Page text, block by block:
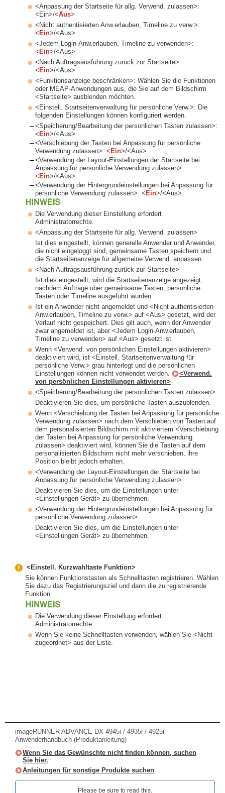
<Anpassung der Startseite für allg. Verwend. zulassen>:
<Ein>/<Aus>
<Nicht authentisierten Anw.erlauben, Timeline zu verw.>:
<Ein>/<Aus>
<Jedem Login-Anw.erlauben, Timeline zu verwenden>:
<Ein>/<Aus>
<Nach Auftragsausführung zurück zur Startseite>:
<Ein>/<Aus>
<Funktionsanzeige beschränken>: Wählen Sie die Funktionen
oder MEAP-Anwendungen aus, die Sie auf dem Bildschirm
<Startseite> ausblenden möchten.
<Einstell. Startseitenverwaltung für persönliche Verw.>: Die
folgenden Einstellungen können konfiguriert werden.
<Speicherung/Bearbeitung der persönlichen Tasten zulassen>:
<Ein>/<Aus>
<Verschiebung der Tasten bei Anpassung für persönliche
Verwendung zulassen>: <Ein>/<Aus>
<Verwendung der Layout-Einstellungen der Startseite bei
Anpassung für persönliche Verwendung zulassen>:
<Ein>/<Aus>
<Verwendung der Hintergrundeinstellungen bei Anpassung für
persönliche Verwendung zulassen>: <Ein>/<Aus>
Die Verwendung dieser Einstellung erfordert
Administratorrechte.
<Anpassung der Startseite für allg. Verwend. zulassen>
Ist dies eingestellt, können generelle Anwender und Anwender,
die nicht eingeloggt sind, gemeinsame Tasten speichern und
die Startseitenanzeige für allgemeine Verwend. anpassen.
<Nach Auftragsausführung zurück zur Startseite>
Ist dies eingestellt, wird die Startseitenanzeige angezeigt,
nachdem Aufträge über gemeinsame Tasten, persönliche
Tasten oder Timeline ausgeführt wurden.
Ist ein Anwender nicht angemeldet und <Nicht authentisierten
Anw.erlauben, Timeline zu verw.> auf <Aus> gesetzt, wird der
Verlauf nicht gespeichert. Dies gilt auch, wenn der Anwender
zwar angemeldet ist, aber <Jedem Login-Anw.erlauben,
Timeline zu verwenden> auf <Aus> gesetzt ist.
Wenn <Verwend. von persönlichen Einstellungen aktivieren>
deaktiviert wird, ist <Einstell. Startseitenverwaltung für
persönliche Verw.> grau hinterlegt und die persönlichen
Einstellungen können nicht verwendet werden.
<Verwend.
von persönlichen Einstellungen aktivieren>
<Speicherung/Bearbeitung der persönlichen Tasten zulassen>
Deaktivieren Sie dies, um persönliche Tasten auszublenden.
Wenn <Verschiebung der Tasten bei Anpassung für persönliche
Verwendung zulassen> nach dem Verschieben von Tasten auf
dem personalisierten Bildschirm mit aktiviertem <Verschiebung
der Tasten bei Anpassung für persönliche Verwendung
zulassen> deaktiviert wird, können Sie die Tasten auf dem
personalisierten Bildschirm nicht mehr verschieben, ihre
Position bleibt jedoch erhalten.
<Verwendung der Layout-Einstellungen der Startseite bei
Anpassung für persönliche Verwendung zulassen>
Deaktivieren Sie dies, um die Einstellungen unter
<Einstellungen Gerät> zu übernehmen.
<Verwendung der Hintergrundeinstellungen bei Anpassung für
persönliche Verwendung zulassen>
Deaktivieren Sie dies, um die Einstellungen unter
<Einstellungen Gerät> zu übernehmen.
<Einstell. Kurzwahltaste Funktion>
Sie können Funktionstasten als Schnelltasten registrieren. Wählen
Sie dazu das Registrierungsziel und dann die zu registrierende
Funktion.
Die Verwendung dieser Einstellung erfordert
Administratorrechte.
Wenn Sie keine Schnelltasten verwenden, wählen Sie <Nicht
zugeordnet> aus der Liste.
imageRUNNER ADVANCE DX 4945i / 4935i / 4925i
Anwenderhandbuch (Produktanleitung)
Wenn Sie das Gewünschte nicht finden können, suchen
Sie hier.
Anleitungen für sonstige Produkte suchen
Please be sure to read this.‎